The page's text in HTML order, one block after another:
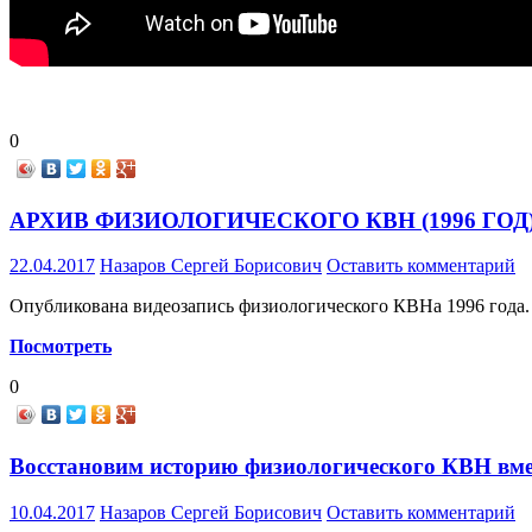
0
АРХИВ ФИЗИОЛОГИЧЕСКОГО КВН (1996
22.04.2017 Назаров Сергей Борисович Оставить комментарий
Опубликована видеозапись физиологического КВНа 1996 года.
Посмотреть
0
Восстановим историю физиологического КВН
10.04.2017 Назаров Сергей Борисович Оставить комментарий